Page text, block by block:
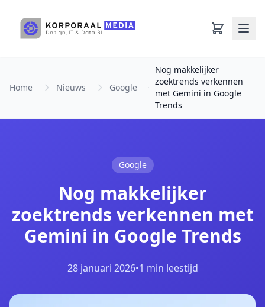
Home Nieuws Google
Nog makkelijker
zoektrends verkennen
met Gemini in Google
Trends
Google
Nog makkelijker
zoektrends verkennen met
Gemini in Google Trends
28 januari 2026•1 min leestijd